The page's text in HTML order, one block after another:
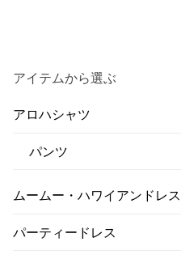
アイテムから選ぶ
アロハシャツ
パンツ
ムームー・ハワイアンドレス
パーティードレス